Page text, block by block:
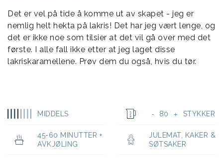
Det er vel på tide å komme ut av skapet - jeg er
nemlig helt hekta på lakris! Det har jeg vært lenge, og
det er ikke noe som tilsier at det vil gå over med det
første. I alle fall ikke etter at jeg laget disse
lakriskaramellene. Prøv dem du også, hvis du tør.
MIDDELS - 80 + STYKKER
45-60 MINUTTER +
AVKJØLING
JULEMAT,
KAKER &
SØTSAKER